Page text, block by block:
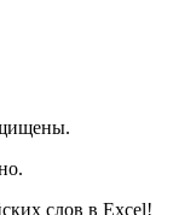
слов в Excel!